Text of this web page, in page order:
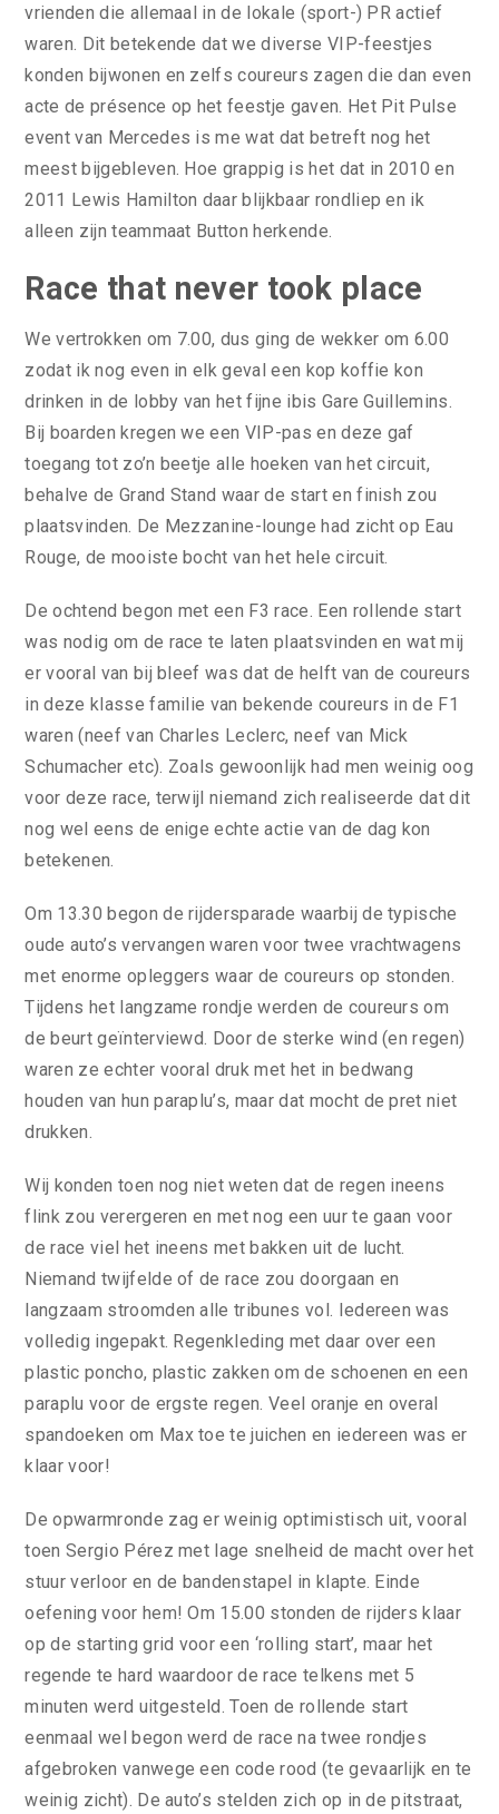
vrienden die allemaal in de lokale (sport-) PR actief
waren. Dit betekende dat we diverse VIP-feestjes
konden bijwonen en zelfs coureurs zagen die dan even
acte de présence op het feestje gaven. Het Pit Pulse
event van Mercedes is me wat dat betreft nog het
meest bijgebleven. Hoe grappig is het dat in 2010 en
2011 Lewis Hamilton daar blijkbaar rondliep en ik
alleen zijn teammaat Button herkende.
Race that never took place
We vertrokken om 7.00, dus ging de wekker om 6.00
zodat ik nog even in elk geval een kop koffie kon
drinken in de lobby van het fijne ibis Gare Guillemins.
Bij boarden kregen we een VIP-pas en deze gaf
toegang tot zo’n beetje alle hoeken van het circuit,
behalve de Grand Stand waar de start en finish zou
plaatsvinden. De Mezzanine-lounge had zicht op Eau
Rouge, de mooiste bocht van het hele circuit.
De ochtend begon met een F3 race. Een rollende start
was nodig om de race te laten plaatsvinden en wat mij
er vooral van bij bleef was dat de helft van de coureurs
in deze klasse familie van bekende coureurs in de F1
waren (neef van Charles Leclerc, neef van Mick
Schumacher etc). Zoals gewoonlijk had men weinig oog
voor deze race, terwijl niemand zich realiseerde dat dit
nog wel eens de enige echte actie van de dag kon
betekenen.
Om 13.30 begon de rijdersparade waarbij de typische
oude auto’s vervangen waren voor twee vrachtwagens
met enorme opleggers waar de coureurs op stonden.
Tijdens het langzame rondje werden de coureurs om
de beurt geïnterviewd. Door de sterke wind (en regen)
waren ze echter vooral druk met het in bedwang
houden van hun paraplu’s, maar dat mocht de pret niet
drukken.
Wij konden toen nog niet weten dat de regen ineens
flink zou verergeren en met nog een uur te gaan voor
de race viel het ineens met bakken uit de lucht.
Niemand twijfelde of de race zou doorgaan en
langzaam stroomden alle tribunes vol. Iedereen was
volledig ingepakt. Regenkleding met daar over een
plastic poncho, plastic zakken om de schoenen en een
paraplu voor de ergste regen. Veel oranje en overal
spandoeken om Max toe te juichen en iedereen was er
klaar voor!
De opwarmronde zag er weinig optimistisch uit, vooral
toen Sergio Pérez met lage snelheid de macht over het
stuur verloor en de bandenstapel in klapte. Einde
oefening voor hem! Om 15.00 stonden de rijders klaar
op de starting grid voor een ‘rolling start’, maar het
regende te hard waardoor de race telkens met 5
minuten werd uitgesteld. Toen de rollende start
eenmaal wel begon werd de race na twee rondjes
afgebroken vanwege een code rood (te gevaarlijk en te
weinig zicht). De auto’s stelden zich op in de pitstraat,